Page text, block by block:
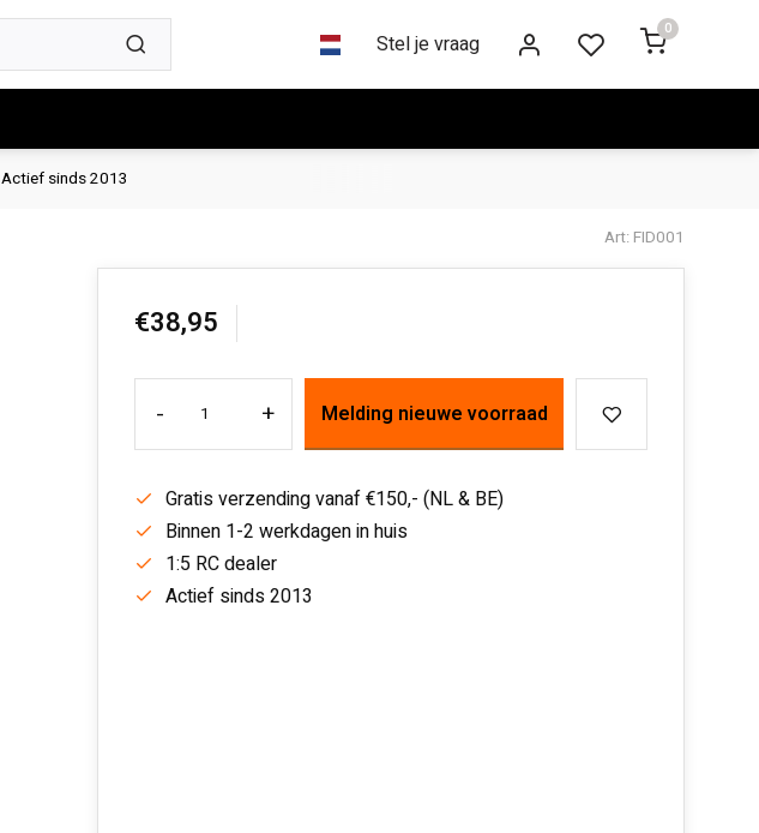
Stel je vraag
0
Actief sinds 2013
Art: FID001
€38,95
- + Melding nieuwe voorraad
Gratis verzending vanaf €150,- (NL & BE)
Binnen 1-2 werkdagen in huis
1:5 RC dealer
Actief sinds 2013